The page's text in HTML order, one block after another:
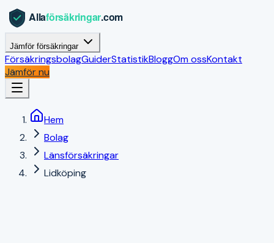
Jämför försäkringar
FörsäkringsbolagGuiderStatistikBloggOm ossKontakt
Jämför nu
Hem
Bolag
Länsförsäkringar
Lidköping